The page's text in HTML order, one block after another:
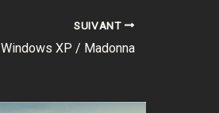
SUIVANT
Windows XP / Madonna